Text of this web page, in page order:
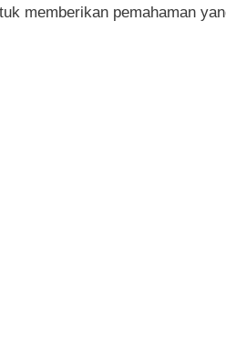
memberikan pemahaman